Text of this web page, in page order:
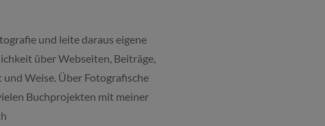
und leite daraus eigene
über Webseiten, Beiträge,
Weise. Über Fotografische
Buchprojekten mit meiner